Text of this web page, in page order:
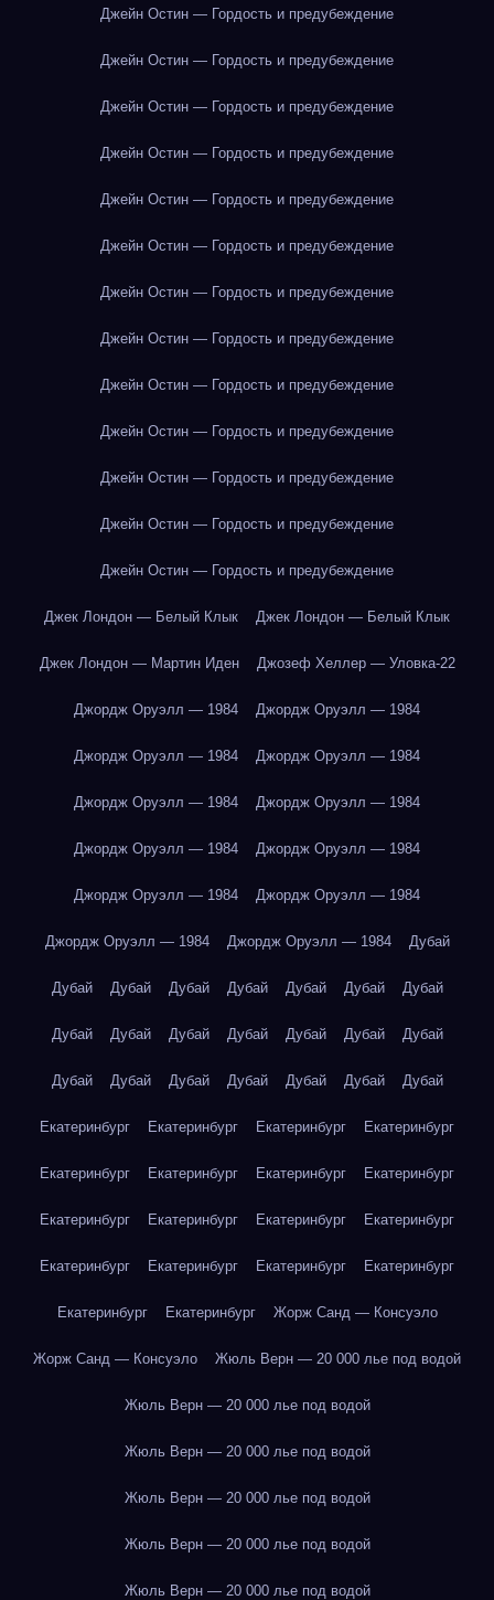
Джейн Остин — Гордость и предубеждение
Джейн Остин — Гордость и предубеждение
Джейн Остин — Гордость и предубеждение
Джейн Остин — Гордость и предубеждение
Джейн Остин — Гордость и предубеждение
Джейн Остин — Гордость и предубеждение
Джейн Остин — Гордость и предубеждение
Джейн Остин — Гордость и предубеждение
Джейн Остин — Гордость и предубеждение
Джейн Остин — Гордость и предубеждение
Джейн Остин — Гордость и предубеждение
Джейн Остин — Гордость и предубеждение
Джейн Остин — Гордость и предубеждение
Джек Лондон — Белый Клык Джек Лондон — Белый Клык
Джек Лондон — Мартин Иден Джозеф Хеллер — Уловка-22
Джордж Оруэлл — 1984 Джордж Оруэлл — 1984
Джордж Оруэлл — 1984 Джордж Оруэлл — 1984
Джордж Оруэлл — 1984 Джордж Оруэлл — 1984
Джордж Оруэлл — 1984 Джордж Оруэлл — 1984
Джордж Оруэлл — 1984 Джордж Оруэлл — 1984
Джордж Оруэлл — 1984 Джордж Оруэлл — 1984 Дубай
Дубай Дубай Дубай Дубай Дубай Дубай Дубай
Дубай Дубай Дубай Дубай Дубай Дубай Дубай
Дубай Дубай Дубай Дубай Дубай Дубай Дубай
Екатеринбург Екатеринбург Екатеринбург Екатеринбург
Екатеринбург Екатеринбург Екатеринбург Екатеринбург
Екатеринбург Екатеринбург Екатеринбург Екатеринбург
Екатеринбург Екатеринбург Екатеринбург Екатеринбург
Екатеринбург Екатеринбург Жорж Санд — Консуэло
Жорж Санд — Консуэло Жюль Верн — 20 000 лье под водой
Жюль Верн — 20 000 лье под водой
Жюль Верн — 20 000 лье под водой
Жюль Верн — 20 000 лье под водой
Жюль Верн — 20 000 лье под водой
Жюль Верн — 20 000 лье под водой